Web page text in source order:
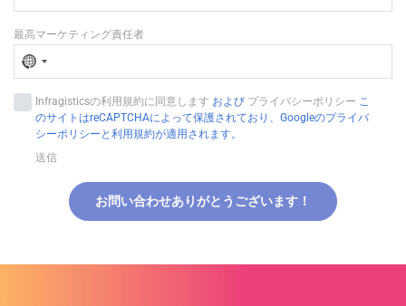
N
c
o
u
最高マーケティング責任者
Infragisticsの利用規約に同意します および プライバシーポリシー こ
のサイトはreCAPTCHAによって保護されており、Googleのプライバ
シーポリシーと利用規約が適用されます。
送信
お問い合わせありがとうございます！